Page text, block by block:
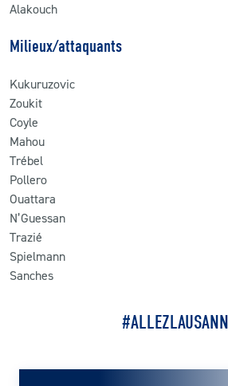
Alakouch
Milieux/attaquants
Kukuruzovic
Zoukit
Coyle
Mahou
Trébel
Pollero
Ouattara
N’Guessan
Trazié
Spielmann
Sanches